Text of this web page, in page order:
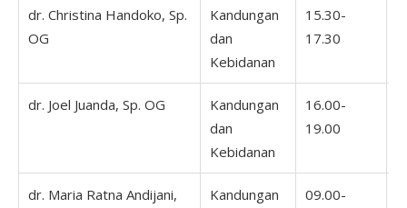
dr. Christina Handoko, Sp.
OG
Kandungan
dan
Kebidanan
15.30-
17.30
dr. Joel Juanda, Sp. OG
Kandungan
dan
Kebidanan
16.00-
19.00
dr. Maria Ratna Andijani,
Kandungan
09.00-